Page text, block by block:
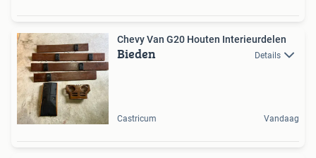
Chevy Van G20 Houten Interieurdelen
Bieden Details
Castricum Vandaag